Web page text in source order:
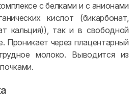
с белками и с анионами
кислот (бикарбонат,
кальция)), так и в свободной
Проникает через плацентарный
молоко. Выводится из